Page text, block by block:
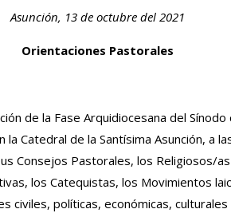
Asunción, 13 de octubre del 2021
Orientaciones Pastorales
de la Fase Arquidiocesana del
Catedral de la Santísima Asunción, a
Consejos Pastorales, los Religiosos/
los Catequistas, los Movimientos
civiles, políticas, económicas,